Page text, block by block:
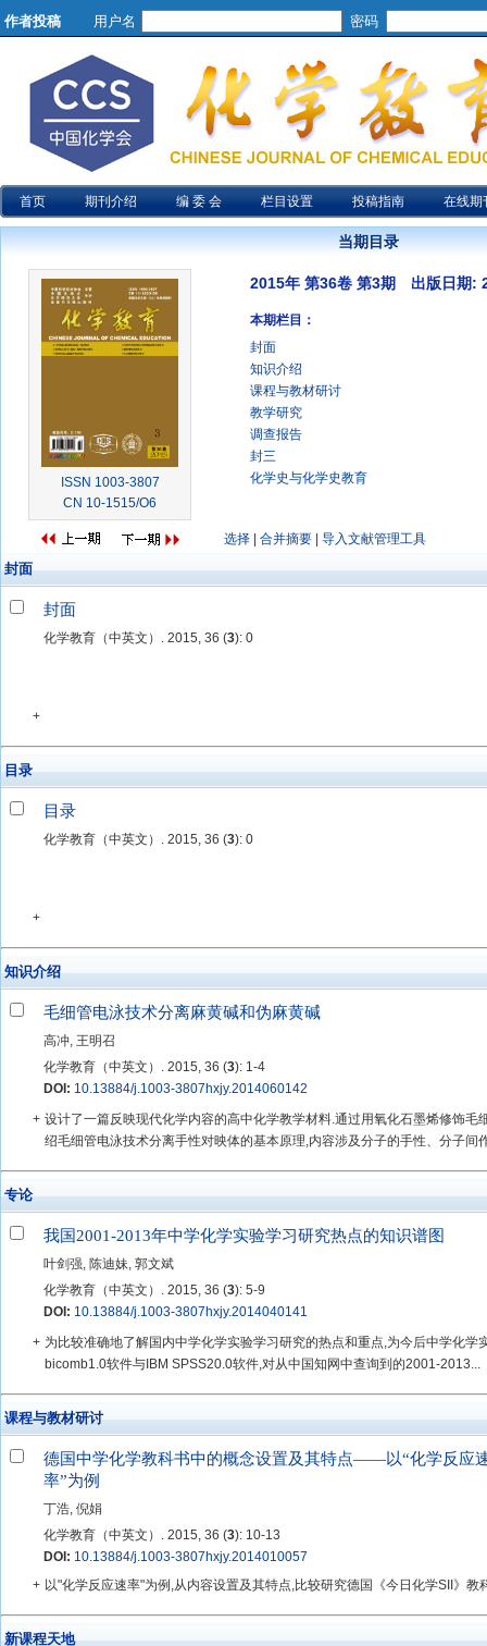
作者投稿 用户名 密码
首页 期刊介绍 编 委 会 栏目设置 投稿指南 在线期
当期目录
ISSN 1003-3807
CN 10-1515/O6
2015年 第36卷 第3期 出版日期:
本期栏目：
封面
知识介绍
课程与教材研讨
教学研究
调查报告
封三
化学史与化学史教育
选择 合并摘要 导入文献管理工具
封面
封面
化学教育（中英文）. 2015, 36 (3): 0
+
目录
目录
化学教育（中英文）. 2015, 36 (3): 0
+
知识介绍
毛细管电泳技术分离麻黄碱和伪麻黄碱
高冲, 王明召
化学教育（中英文）. 2015, 36 (3): 1-4
DOI: 10.13884/j.1003-3807hxjy.2014060142
+ 设计了一篇反映现代化学内容的高中化学教学材料.通过用氧化石墨烯修饰毛
绍毛细管电泳技术分离手性对映体的基本原理,内容涉及分子的手性、分子间
专论
我国2001-2013年中学化学实验学习研究热点的知识谱图
叶剑强, 陈迪妹, 郭文斌
化学教育（中英文）. 2015, 36 (3): 5-9
DOI: 10.13884/j.1003-3807hxjy.2014040141
+ 为比较准确地了解国内中学化学实验学习研究的热点和重点,为今后中学化学
bicomb1.0软件与IBM SPSS20.0软件,对从中国知网中查询到的2001-2013...
课程与教材研讨
德国中学化学教科书中的概念设置及其特点——以“化学反应
率”为例
丁浩, 倪娟
化学教育（中英文）. 2015, 36 (3): 10-13
DOI: 10.13884/j.1003-3807hxjy.2014010057
+ 以"化学反应速率"为例,从内容设置及其特点,比较研究德国《今日化学SII》
新课程天地